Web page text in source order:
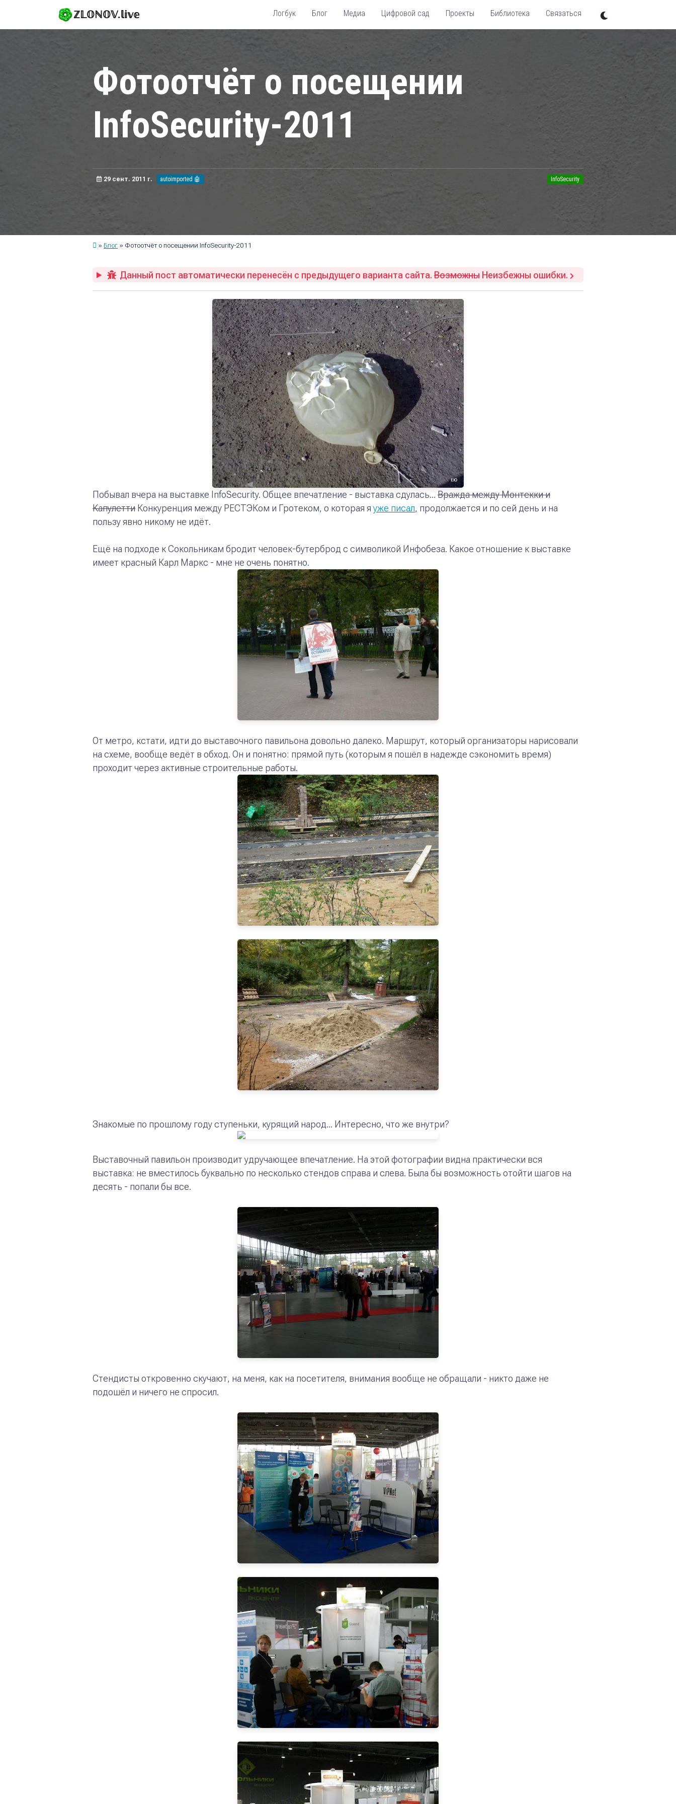
ℤ𝕃𝕆ℕ𝕆𝕍.𝕝𝕚𝕧𝕖 Логбук Блог Медиа Цифровой сад Проекты Библиотека Связаться
Фотоотчёт о посещении
InfoSecurity-2011
29 сент. 2011 г. autoimported 🤖 InfoSecurity
Блог Фотоотчёт о посещении InfoSecurity-2011
Данный пост автоматически перенесён с предыдущего варианта сайта.ВозможныНеизбежны ошибки.
Побывал вчера на выставке InfoSecurity. Общее впечатление - выставка сдулась... Вражда между Монтекки и
Капулетти Конкуренция между РЕСТЭКом и Гротеком, о которая яуже писал, продолжается и по сей день и на
пользу явно никому не идёт.
Ещё на подходе к Сокольникам бродит человек-бутерброд с символикой Инфобеза. Какое отношение к выставке
имеет красный Карл Маркс - мне не очень понятно.
От метро, кстати, идти до выставочного павильона довольно далеко. Маршрут, который организаторы нарисовали
на схеме, вообще ведёт в обход. Он и понятно: прямой путь (которым я пошёл в надежде сэкономить время)
проходит через активные строительные работы.
Знакомые по прошлому году ступеньки, курящий народ... Интересно, что же внутри?
Выставочный павильон производит удручающее впечатление. На этой фотографии видна практически вся
выставка: не вместилось буквально по несколько стендов справа и слева. Была бы возможность отойти шагов на
десять - попали бы все.
Стендисты откровенно скучают, на меня, как на посетителя, внимания вообще не обращали - никто даже не
подошёл и ничего не спросил.